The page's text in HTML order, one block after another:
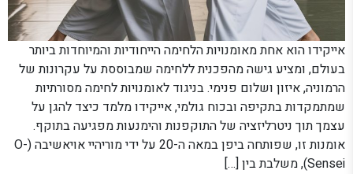
אייקידו הוא אחת מאומנויות הלחימה הייחודיות והמיוחדות ביותר
בעולם, ומציע גישה מהפכנית ללחימה שמבוססת על עקרונות של
הרמוניה, איזון ושלום פנימי. בניגוד לאומנויות לחימה מסורתיות
שמתמקדות בתקיפה ובכוח גולמי, אייקידו מלמד כיצד להגן על
עצמך תוך ניטרליזציה של התוקפנות והימנעות מפגיעה בתוקף.
אומנות זו, שפותחה ביפן במאה ה-20 על ידי מוריהיי אויאשיבה (O-
Sensei), משלבת בין […]